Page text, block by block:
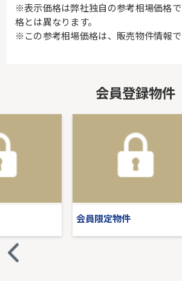
※表示価格は弊社独自の参考相場価格
格とは異なります。
※この参考相場価格は、販売物件情報で
会員登録物件
会員限定物件